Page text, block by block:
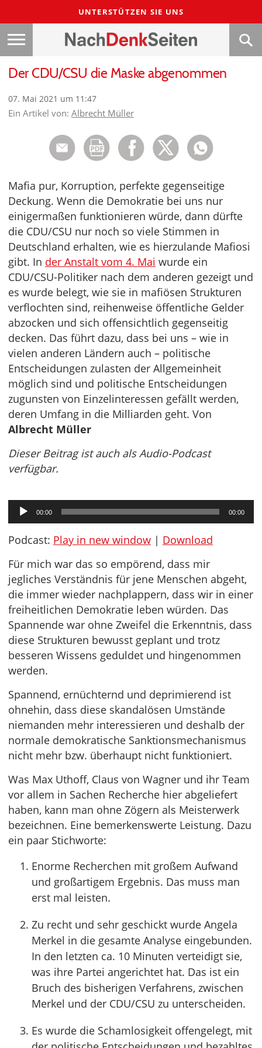
UNTERSTÜTZEN SIE UNS
Der CDU/CSU die Maske abgenommen
07. Mai 2021 um 11:47
Ein Artikel von: Albrecht Müller
Mafia pur, Korruption, perfekte gegenseitige
Deckung. Wenn die Demokratie bei uns nur
einigermaßen funktionieren würde, dann dürfte
die CDU/CSU nur noch so viele Stimmen in
Deutschland erhalten, wie es hierzulande Mafiosi
gibt. In der Anstalt vom 4. Mai wurde ein
CDU/CSU-Politiker nach dem anderen gezeigt und
es wurde belegt, wie sie in mafiösen Strukturen
verflochten sind, reihenweise öffentliche Gelder
abzocken und sich offensichtlich gegenseitig
decken. Das führt dazu, dass bei uns – wie in
vielen anderen Ländern auch – politische
Entscheidungen zulasten der Allgemeinheit
möglich sind und politische Entscheidungen
zugunsten von Einzelinteressen gefällt werden,
deren Umfang in die Milliarden geht. Von
Albrecht Müller
Dieser Beitrag ist auch als Audio-Podcast
verfügbar.
Audio-
Player
00:00 00:00
Podcast: Play in new window | Download
Für mich war das so empörend, dass mir
jegliches Verständnis für jene Menschen abgeht,
die immer wieder nachplappern, dass wir in einer
freiheitlichen Demokratie leben würden. Das
Spannende war ohne Zweifel die Erkenntnis, dass
diese Strukturen bewusst geplant und trotz
besseren Wissens geduldet und hingenommen
werden.
Spannend, ernüchternd und deprimierend ist
ohnehin, dass diese skandalösen Umstände
niemanden mehr interessieren und deshalb der
normale demokratische Sanktionsmechanismus
nicht mehr bzw. überhaupt nicht funktioniert.
Was Max Uthoff, Claus von Wagner und ihr Team
vor allem in Sachen Recherche hier abgeliefert
haben, kann man ohne Zögern als Meisterwerk
bezeichnen. Eine bemerkenswerte Leistung. Dazu
ein paar Stichworte:
Enorme Recherchen mit großem Aufwand
und großartigem Ergebnis. Das muss man
erst mal leisten.
Zu recht und sehr geschickt wurde Angela
Merkel in die gesamte Analyse eingebunden.
In den letzten ca. 10 Minuten verteidigt sie,
was ihre Partei angerichtet hat. Das ist ein
Bruch des bisherigen Verfahrens, zwischen
Merkel und der CDU/CSU zu unterscheiden.
Es wurde die Schamlosigkeit offengelegt, mit